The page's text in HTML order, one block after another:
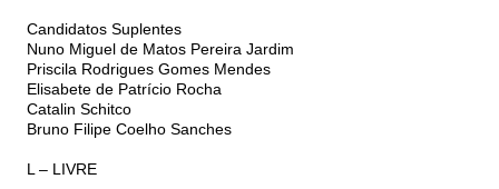
Candidatos Suplentes
Nuno Miguel de Matos Pereira Jardim
Priscila Rodrigues Gomes Mendes
Elisabete de Patrício Rocha
Catalin Schitco
Bruno Filipe Coelho Sanches
L – LIVRE